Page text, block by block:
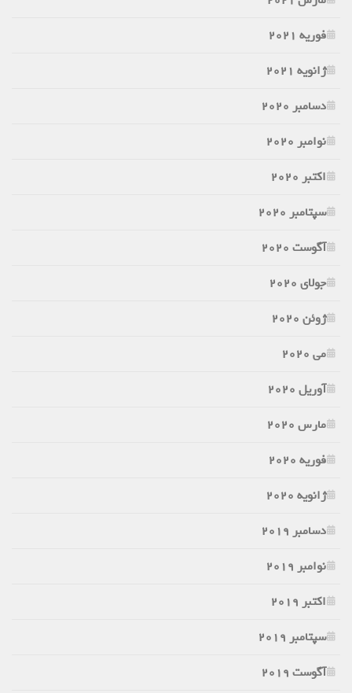
فوریه 2021
ژانویه 2021
دسامبر 2020
نوامبر 2020
اکتبر 2020
سپتامبر 2020
آگوست 2020
جولای 2020
ژوئن 2020
می 2020
آوریل 2020
مارس 2020
فوریه 2020
ژانویه 2020
دسامبر 2019
نوامبر 2019
اکتبر 2019
سپتامبر 2019
آگوست 2019